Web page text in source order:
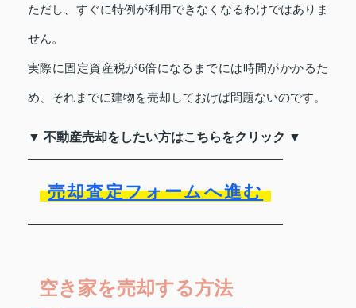
ただし、すぐに特例が利用できなくなるわけではありま
せん。
実際に固定資産税が6倍になるまでには時間がかかるた
め、それまでに建物を売却しておけば問題ないのです。
▼ 不動産売却をしたい方はこちらをクリック ▼
売却査定フォームへ進む
空き家を売却する方法